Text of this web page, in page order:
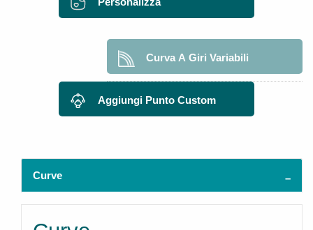
Curva A Giri Variabili
Aggiungi Punto Custom
Curve